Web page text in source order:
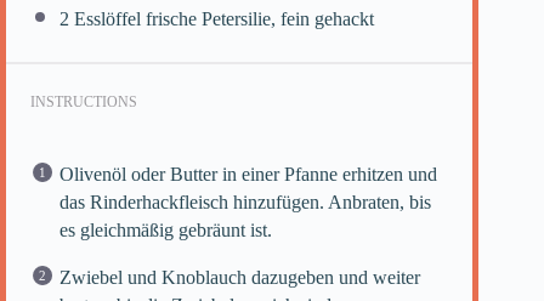
2 Esslöffel frische Petersilie, fein gehackt
INSTRUCTIONS
Olivenöl oder Butter in einer Pfanne erhitzen und
das Rinderhackfleisch hinzufügen. Anbraten, bis
es gleichmäßig gebräunt ist.
Zwiebel und Knoblauch dazugeben und weiter